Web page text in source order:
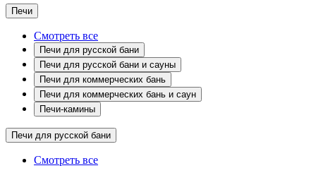
Печи
Смотреть все
Печи для русской бани
Печи для русской бани и сауны
Печи для коммерческих бань
Печи для коммерческих бань и саун
Печи-камины
Печи для русской бани
Смотреть все